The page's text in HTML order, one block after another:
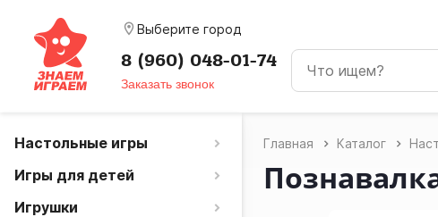
room Выберите город
8 (960) 048-01-74
Заказать звонок
Настольные игры
Игры для детей
Игрушки
Главная Каталог